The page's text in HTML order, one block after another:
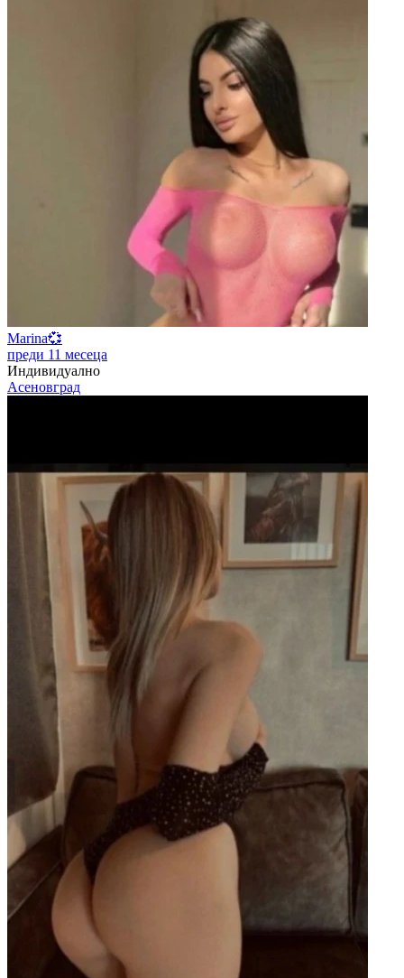
Marina💞
преди 11 месеца
Индивидуално
Асеновград